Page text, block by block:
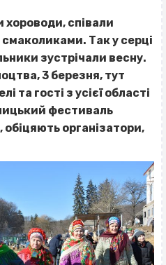
співали
Так у серці
зустрічали весну.
3 березня, тут
та гості з усієї області
фестиваль
організатори,